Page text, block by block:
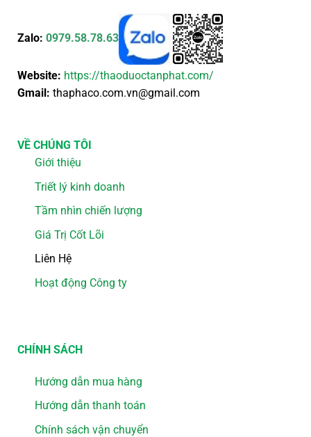
Zalo: 0979.58.78.63
Website: https://thaoduoctanphat.com/
Gmail: thaphaco.com.vn@gmail.com
VỀ CHÚNG TÔI
Giới thiệu
Triết lý kinh doanh
Tầm nhìn chiến lượng
Giá Trị Cốt Lõi
Liên Hệ
Hoạt động Công ty
CHÍNH SÁCH
Hướng dẫn mua hàng
Hướng dẫn thanh toán
Chính sách vận chuyển